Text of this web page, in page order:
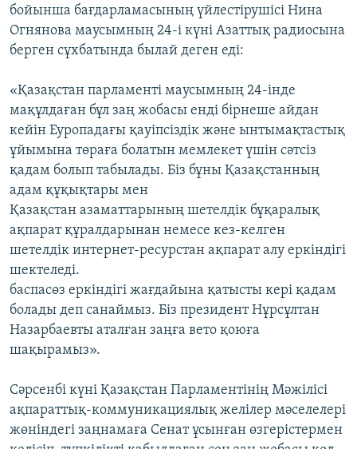
бойынша бағдарламасының үйлестірушісі Нина
Огнянова маусымның 24-і күні Азаттық радиосына
берген сұхбатында былай деген еді:
«Қазақстан парламенті маусымның 24-інде
мақұлдаған бұл заң жобасы енді бірнеше айдан
кейін Еуропадағы қауіпсіздік және ынтымақтастық
ұйымына төраға болатын мемлекет үшін сәтсіз
қадам болып табылады. Біз бұны Қазақстанның
адам құқықтары мен
Қазақстан азаматтарының шетелдік бұқаралық
ақпарат құралдарынан немесе кез-келген
шетелдік интернет-ресурстан ақпарат алу еркіндігі
шектеледі.
баспасөз еркіндігі жағдайына қатысты кері қадам
болады деп санаймыз. Біз президент Нұрсұлтан
Назарбаевты аталған заңға вето қоюға
шақырамыз».
Сәрсенбі күні Қазақстан Парламентінің Мәжілісі
ақпараттық-коммуникациялық желілер мәселелері
жөніндегі заңнамаға Сенат ұсынған өзгерістермен